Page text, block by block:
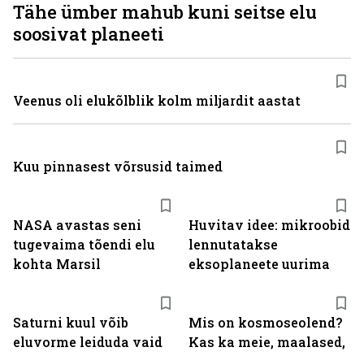
NASA avastas seni
tugevaima tõendi elu
kohta Marsil
Huvitav idee: mikroobid
lennutatakse
eksoplaneete uurima
Saturni kuul võib
eluvorme leiduda vaid
Mis on kosmoseolend?
Kas ka meie, maalased,
Tähe ümber mahub kuni seitse elu
soosivat planeeti
Veenus oli elukõlblik kolm miljardit aastat
Kuu pinnasest võrsusid taimed